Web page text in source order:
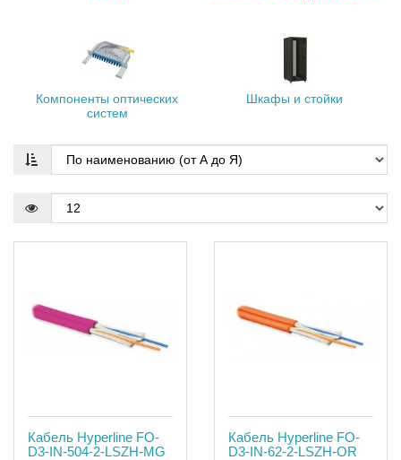
Компоненты оптических
систем
Шкафы и стойки
Кабель Hyperline FO-
D3-IN-504-2-LSZH-MG
Кабель Hyperline FO-
D3-IN-62-2-LSZH-OR